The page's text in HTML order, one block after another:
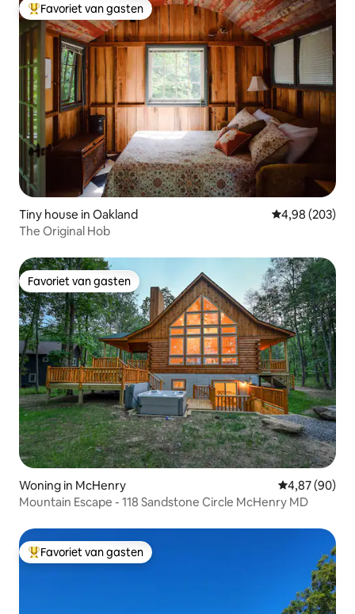
Topfavoriet van gasten
Favoriet van gasten
Tiny house in Oakland Gemiddelde
4,98 (203)
The Original Hob
Favoriet van gasten
Favoriet van gasten
Woning in McHenry Gemiddelde
4,87 (90)
Mountain Escape - 118 Sandstone Circle McHenry MD
Topfavoriet van gasten
Favoriet van gasten